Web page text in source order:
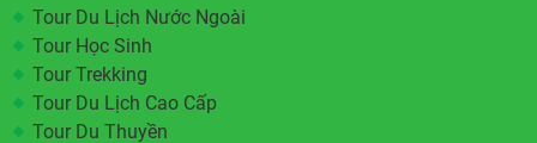
Tour Du Lịch Nước Ngoài
Tour Học Sinh
Tour Trekking
Tour Du Lịch Cao Cấp
Tour Du Thuyền